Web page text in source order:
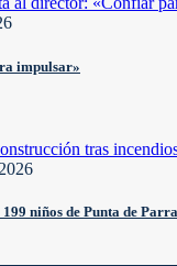
impulsar»
niños de Punta de